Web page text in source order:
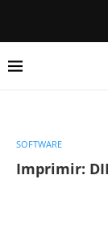
SOFTWARE
Imprimir: